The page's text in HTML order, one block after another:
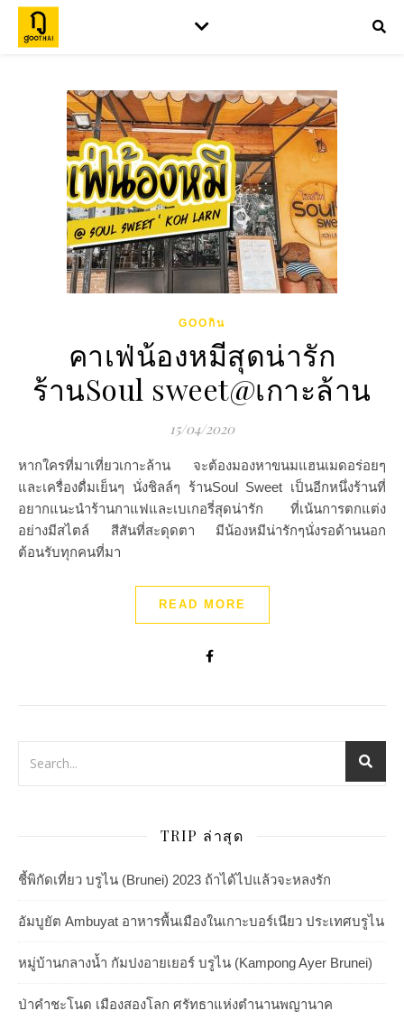
GOOกิน
คาเฟ่น้องหมีสุดน่ารัก
ร้านSoul sweet@เกาะล้าน
15/04/2020
หากใครที่มาเที่ยวเกาะล้าน จะต้องมองหาขนมแฮนเมดอร่อยๆ
และเครื่องดื่มเย็นๆ นั่งชิลล์ๆ ร้านSoul Sweet เป็นอีกหนึ่งร้านที่
อยากแนะนำร้านกาแฟและเบเกอรี่สุดน่ารัก ที่เน้นการตกแต่ง
อย่างมีสไตล์ สีสันที่สะดุดตา มีน้องหมีน่ารักๆนั่งรอด้านนอก
ต้อนรับทุกคนที่มา
READ MORE
TRIP ล่าสุด
ชี้พิกัดเที่ยว บรูไน (Brunei) 2023 ถ้าได้ไปแล้วจะหลงรัก
อัมบูยัต Ambuyat อาหารพื้นเมืองในเกาะบอร์เนียว ประเทศบรูไน
หมู่บ้านกลางน้ำ กัมปงอายเยอร์ บรูไน (Kampong Ayer Brunei)
ป่าคำชะโนด เมืองสองโลก ศรัทธาแห่งตำนานพญานาค